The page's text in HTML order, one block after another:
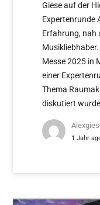
Giese auf der
Expertenrunde
Erfahrung, nah
Messe 2025 in
einer
Thema
diskutiert
1 Jahr